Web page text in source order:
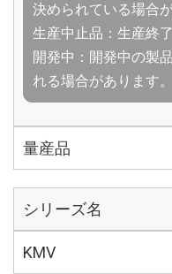
決められている場合
生産中止品：生産終
開発中：開発中の製
れる場合があります。
量産品
シリーズ名
KMV